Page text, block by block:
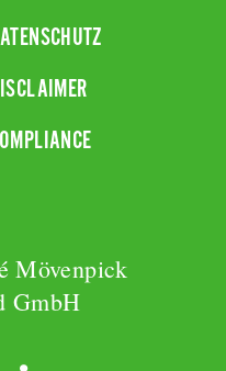
Mövenpick
GmbH